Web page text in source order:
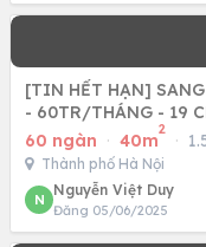
[TIN HẾT HẠN]
- 60TR/THÁNG - 19
60 ngàn · 40m
2
·
Thành phố Hà Nội
N
Nguyễn Việt Duy
Đăng 05/06/2025